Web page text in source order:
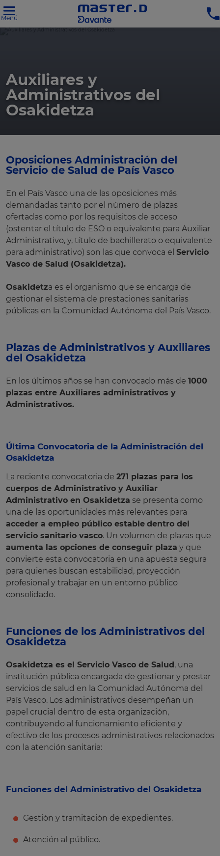
Menú
Auxiliares y
Administrativos del
Osakidetza
Oposiciones Administración del
Servicio de Salud de País Vasco
En el País Vasco una de las oposiciones más
demandadas tanto por el número de plazas
ofertadas como por los requisitos de acceso
(ostentar el título de ESO o equivalente para Auxiliar
Administrativo, y, título de bachillerato o equivalente
para administrativo) son las que convoca el Servicio
Vasco de Salud (Osakidetza).
Osakidetza es el organismo que se encarga de
gestionar el sistema de prestaciones sanitarias
públicas en la Comunidad Autónoma del País Vasco.
Plazas de Administrativos y Auxiliares
del Osakidetza
En los últimos años se han convocado más de 1000
plazas entre Auxiliares administrativos y
Administrativos.
Última Convocatoria de la Administración del
Osakidetza
La reciente convocatoria de 271 plazas para los
cuerpos de Administrativo y Auxiliar
Administrativo en Osakidetza se presenta como
una de las oportunidades más relevantes para
acceder a empleo público estable dentro del
servicio sanitario vasco. Un volumen de plazas que
aumenta las opciones de conseguir plaza y que
convierte esta convocatoria en una apuesta segura
para quienes buscan estabilidad, proyección
profesional y trabajar en un entorno público
consolidado.
Funciones de los Administrativos del
Osakidetza
Osakidetza es el Servicio Vasco de Salud, una
institución pública encargada de gestionar y prestar
servicios de salud en la Comunidad Autónoma del
País Vasco. Los administrativos desempeñan un
papel crucial dentro de esta organización,
contribuyendo al funcionamiento eficiente y
efectivo de los procesos administrativos relacionados
con la atención sanitaria:
Funciones del Administrativo del Osakidetza
Gestión y tramitación de expedientes.
Atención al público.